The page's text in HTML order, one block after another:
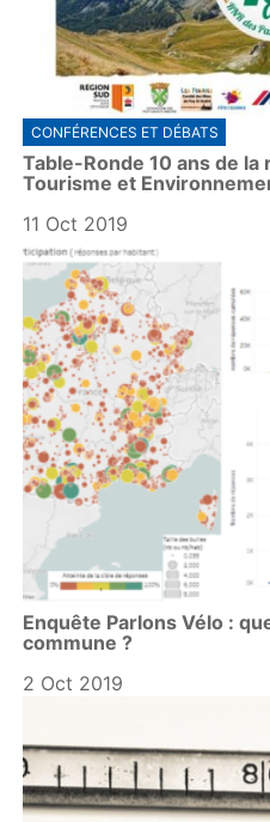
CONFÉRENCES ET DÉBATS
Table-Ronde 10 ans de la
Tourisme et
11 Oct 2019
Enquête Parlons Vélo :
commune ?
2 Oct 2019